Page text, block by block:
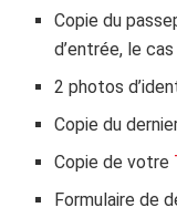
Copie du
d’entrée, le
2 photos
Copie du
Copie de votre
Formulaire de